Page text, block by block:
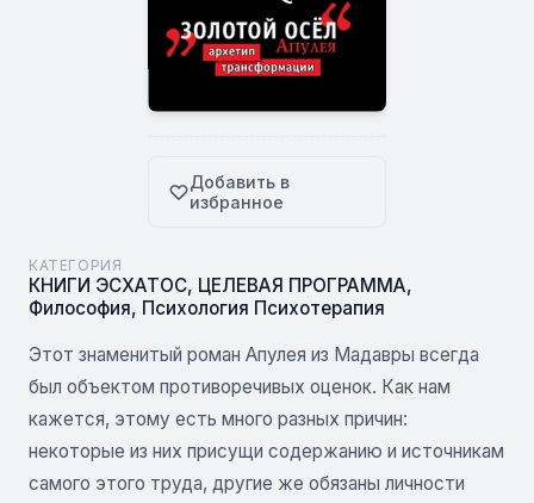
Добавить в
избранное
КАТЕГОРИЯ
КНИГИ ЭСХАТОС, ЦЕЛЕВАЯ ПРОГРАММА,
Философия, Психология Психотерапия
Этот знаменитый роман Апулея из Мадавры всегда
был объектом противоречивых оценок. Как нам
кажется, этому есть много разных причин:
некоторые из них присущи содержанию и источникам
самого этого труда, другие же обязаны личности